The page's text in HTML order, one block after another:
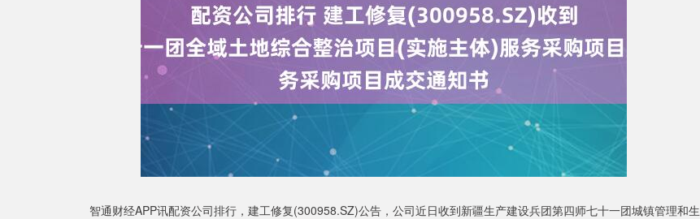
智通财经APP讯配资公司排行，建工修复(300958.SZ)公告，公司近日收到新疆生产建设兵团第四师七十一团城镇管理和生